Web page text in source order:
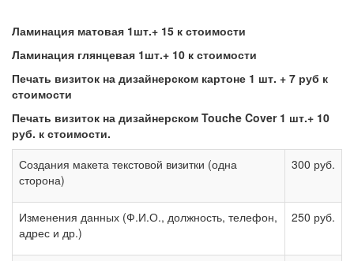
Ламинация матовая 1шт.+ 15 к стоимости
Ламинация глянцевая 1шт.+ 10 к стоимости
Печать визиток на дизайнерском картоне 1 шт. + 7 руб к
стоимости
Печать визиток на дизайнерском Touche Cover 1 шт.+ 10
руб. к стоимости.
Создания макета текстовой визитки (одна
сторона)
300 руб.
Изменения данных (Ф.И.О., должность, телефон,
адрес и др.)
250 руб.